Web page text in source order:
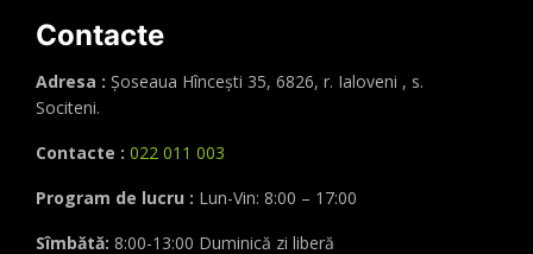
Contacte
Adresa : Șoseaua Hînceşti 35, 6826, r. Ialoveni , s.
Sociteni.
Contacte : 022 011 003
Program de lucru : Lun-Vin: 8:00 – 17:00
Sîmbătă: 8:00-13:00 Duminică zi liberă